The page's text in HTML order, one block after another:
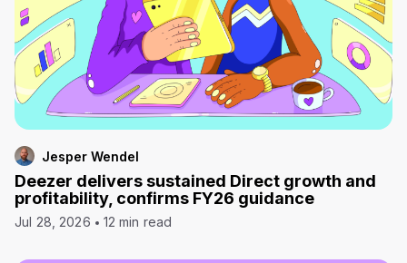
Jesper Wendel
Deezer delivers sustained Direct growth and
profitability, confirms FY26 guidance
Jul 28, 2026 12 min read